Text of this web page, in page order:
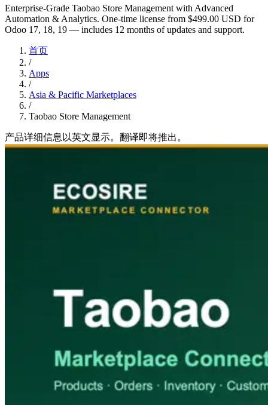
Enterprise-Grade Taobao Store Management with Advanced
Automation & Analytics. One-time license from $499.00 USD for
Odoo 17, 18, 19 — includes 12 months of updates and support.
首页
/
Apps
/
Asia & Pacific Marketplaces
/
Taobao Store Management
产品详细信息以英文显示。翻译即将推出。